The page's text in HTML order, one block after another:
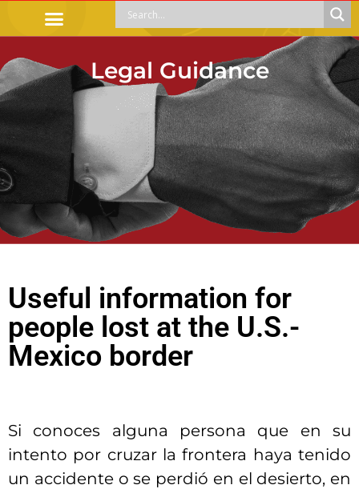
Legal Guidance
Useful information for
people lost at the U.S.-
Mexico border
Si conoces alguna persona que en su
intento por cruzar la frontera haya tenido
un accidente o se perdió en el desierto, en